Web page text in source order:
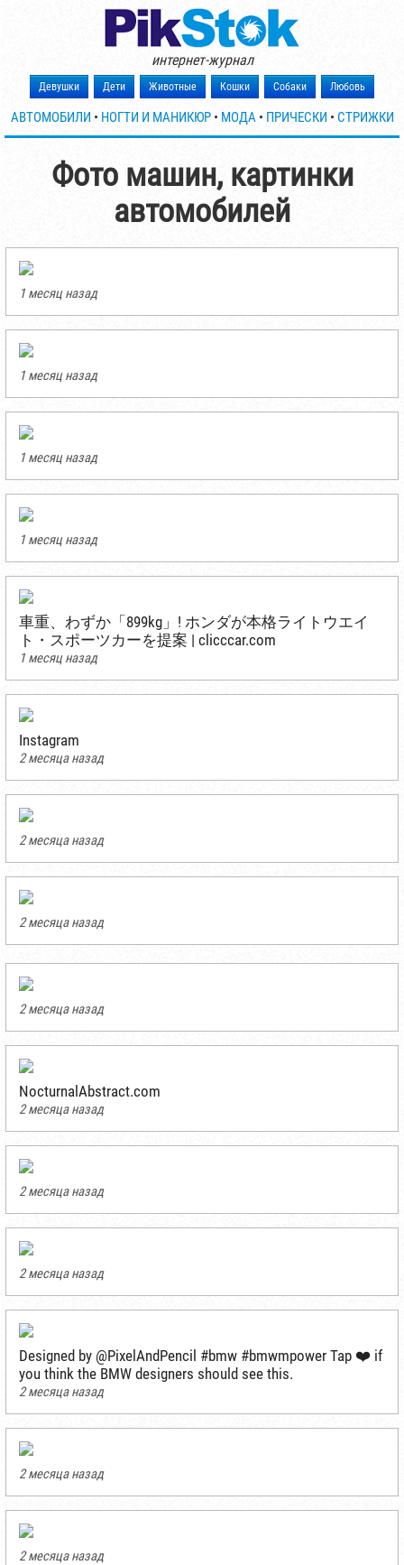
интернет-журнал
Девушки Дети Животные Кошки Собаки Любовь
АВТОМОБИЛИ • НОГТИ И МАНИКЮР• МОДА • ПРИЧЕСКИ • СТРИЖКИ
Фото машин, картинки
автомобилей
1 месяц назад
1 месяц назад
1 месяц назад
1 месяц назад
車重、わずか「899kg」! ホンダが本格ライトウエイ
ト・スポーツカーを提案 | clicccar.com
1 месяц назад
Instagram
2 месяца назад
2 месяца назад
2 месяца назад
2 месяца назад
NocturnalAbstract.com
2 месяца назад
2 месяца назад
2 месяца назад
Designed by @PixelAndPencil #bmw #bmwmpower Tap ❤️ if
you think the BMW designers should see this.
2 месяца назад
2 месяца назад
2 месяца назад